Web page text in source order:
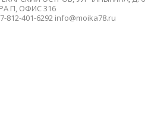
П, ОФИС 316
812-401-6292 info@moika78.ru